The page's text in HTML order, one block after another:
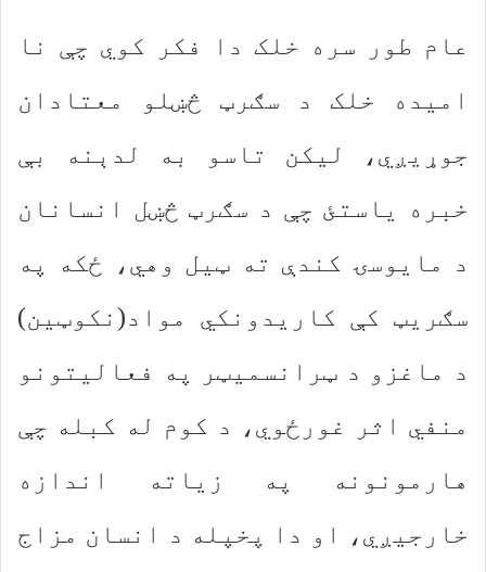
عام طور سره خلک دا فکر کوي چې نا
امیده خلک د سګرټ څښلو معتادان
جوړیږي، لیکن تاسو به لدېنه بې
خبره یاستئ چې د سګرټ څښل انسانان
د مایوسۍ کندې ته ټیل وهي، ځکه په
سګریټ کې کاریدونکي مواد(نکوټین)
د ماغزو د ټرانسمیټر په فعالیتونو
منفي اثر غورځوي، د کوم له کبله چې
هارمونونه په زیاته اندازه
خارجیږي، او دا پخپله د انسان مزاج